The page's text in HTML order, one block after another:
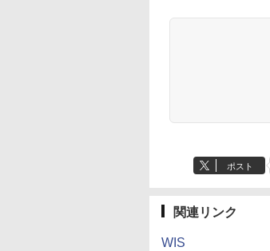
ポスト
関連リンク
WIS